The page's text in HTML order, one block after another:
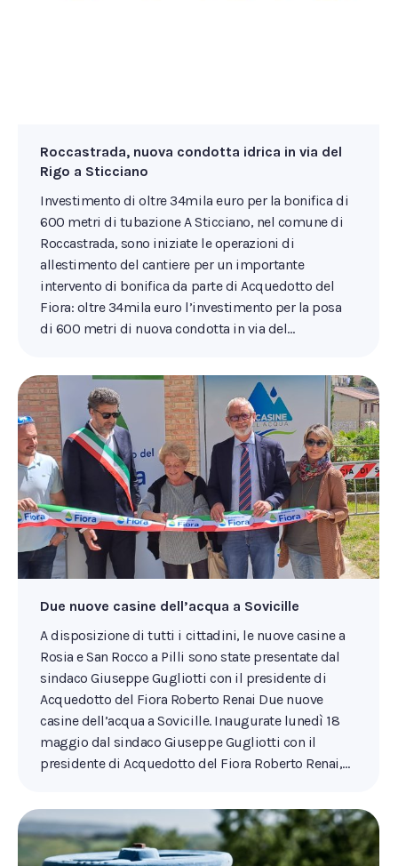
Roccastrada, nuova condotta idrica in via del
Rigo a Sticciano
Investimento di oltre 34mila euro per la bonifica di
600 metri di tubazione A Sticciano, nel comune di
Roccastrada, sono iniziate le operazioni di
allestimento del cantiere per un importante
intervento di bonifica da parte di Acquedotto del
Fiora: oltre 34mila euro l’investimento per la posa
di 600 metri di nuova condotta in via del…
Due nuove casine dell’acqua a Sovicille
A disposizione di tutti i cittadini, le nuove casine a
Rosia e San Rocco a Pilli sono state presentate dal
sindaco Giuseppe Gugliotti con il presidente di
Acquedotto del Fiora Roberto Renai Due nuove
casine dell’acqua a Sovicille. Inaugurate lunedì 18
maggio dal sindaco Giuseppe Gugliotti con il
presidente di Acquedotto del Fiora Roberto Renai,…